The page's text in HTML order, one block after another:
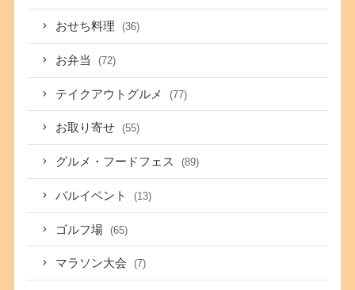
おせち料理 (36)
お弁当 (72)
テイクアウトグルメ (77)
お取り寄せ (55)
グルメ・フードフェス (89)
バルイベント (13)
ゴルフ場 (65)
マラソン大会 (7)